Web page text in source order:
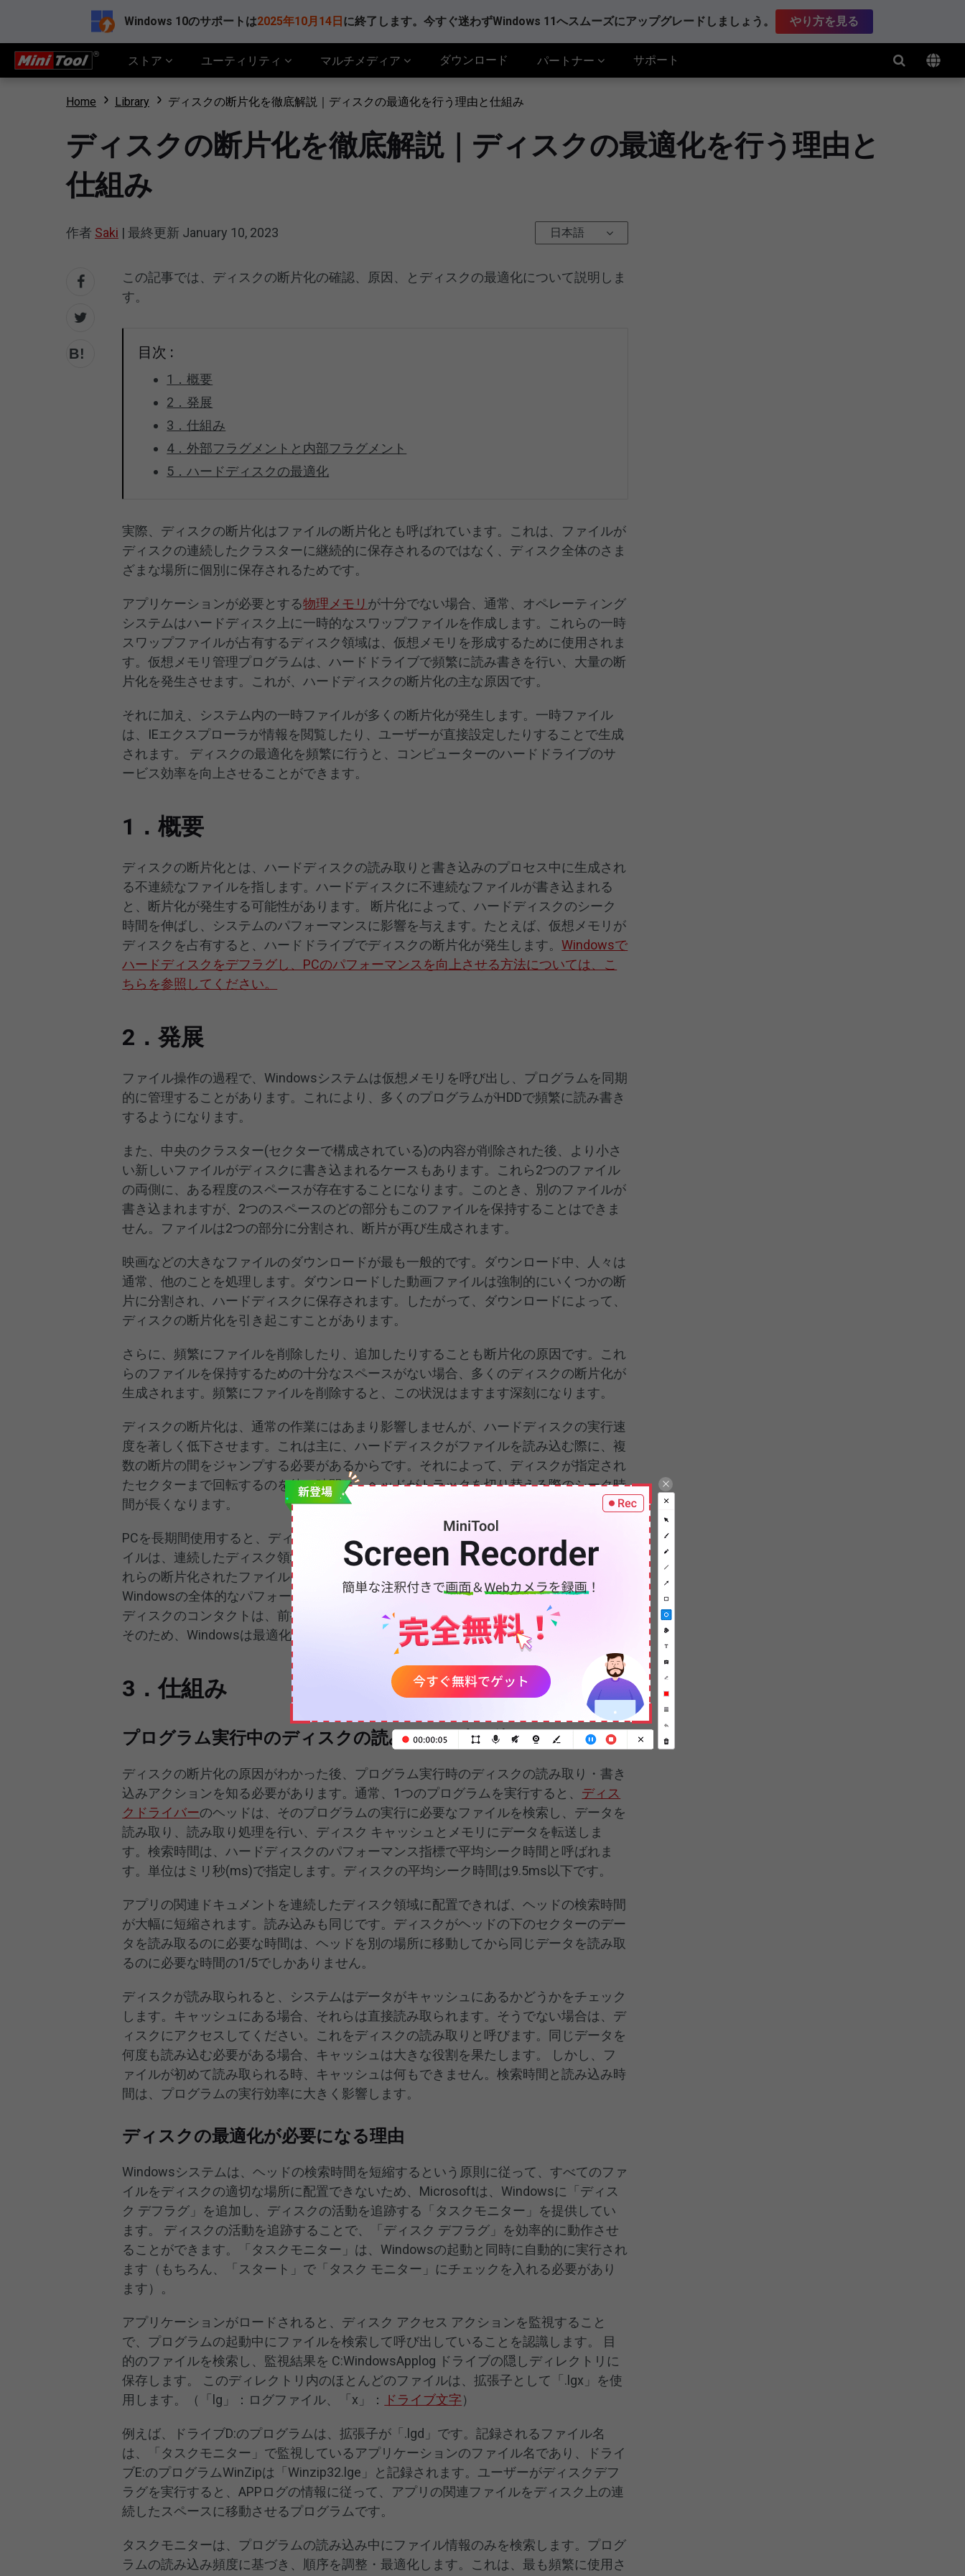
Windows 10のサポートは2025年10月14日 に終了します。今すぐ迷わずWindows 11へスムーズにアップグレードしましょう。 やり方を見る
ストア ユーティリティ マルチメディア ダウンロード パートナー サポート
Home Library ディスクの断片化を徹底解説｜ディスクの最適化を行う理由と仕組み
ディスクの断片化を徹底解説｜ディスクの最適化を行う理由と
仕組み
作者 Saki | 最終更新 January 10, 2023 日本語
この記事では、ディスクの断片化の確認、原因、とディスクの最適化について説明しま
す。
目次 :
1．概要
2．発展
3．仕組み
4．外部フラグメントと内部フラグメント
5．ハードディスクの最適化
実際、ディスクの断片化はファイルの断片化とも呼ばれています。これは、ファイルが
ディスクの連続したクラスターに継続的に保存されるのではなく、ディスク全体のさま
ざまな場所に個別に保存されるためです。
アプリケーションが必要とする物理メモリ が十分でない場合、通常、オペレーティング
システムはハードディスク上に一時的なスワップファイルを作成します。これらの一時
スワップファイルが占有するディスク領域は、仮想メモリを形成するために使用されま
す。仮想メモリ管理プログラムは、ハードドライブで頻繁に読み書きを行い、大量の断
片化を発生させます。これが、ハードディスクの断片化の主な原因です。
それに加え、システム内の一時ファイルが多くの断片化が発生します。一時ファイル
は、IEエクスプローラが情報を閲覧したり、ユーザーが直接設定したりすることで生成
されます。 ディスクの最適化を頻繁に行うと、コンピューターのハードドライブのサ
ービス効率を向上させることができます。
1．概要
ディスクの断片化とは、ハードディスクの読み取りと書き込みのプロセス中に生成され
る不連続なファイルを指します。ハードディスクに不連続なファイルが書き込まれる
と、断片化が発生する可能性があります。 断片化によって、ハードディスクのシーク
時間を伸ばし、システムのパフォーマンスに影響を与えます。たとえば、仮想メモリが
ディスクを占有すると、ハードドライブでディスクの断片化が発生します。Windowsで
ハードディスクをデフラグし、PCのパフォーマンスを向上させる方法については、こ
ちらを参照してください。
2．発展
ファイル操作の過程で、Windowsシステムは仮想メモリを呼び出し、プログラムを同期
的に管理することがあります。これにより、多くのプログラムがHDDで頻繁に読み書き
するようになります。
また、中央のクラスター(セクターで構成されている)の内容が削除された後、より小さ
い新しいファイルがディスクに書き込まれるケースもあります。これら2つのファイル
の両側に、ある程度のスペースが存在することになります。このとき、別のファイルが
書き込まれますが、2つのスペースのどの部分もこのファイルを保持することはできま
せん。ファイルは2つの部分に分割され、断片が再び生成されます。
映画などの大きなファイルのダウンロードが最も一般的です。ダウンロード中、人々は
通常、他のことを処理します。ダウンロードした動画ファイルは強制的にいくつかの断
片に分割され、ハードディスクに保存されます。したがって、ダウンロードによって、
ディスクの断片化を引き起こすことがあります。
さらに、頻繁にファイルを削除したり、追加したりすることも断片化の原因です。これ
らのファイルを保持するための十分なスペースがない場合、多くのディスクの断片化が
生成されます。頻繁にファイルを削除すると、この状況はますます深刻になります。
ディスクの断片化は、通常の作業にはあまり影響しませんが、ハードディスクの実行速
度を著しく低下させます。これは主に、ハードディスクがファイルを読み込む際に、複
数の断片の間をジャンプする必要があるからです。それによって、ディスクが指定され
たセクターまで回転するのを待つ時間と、ヘッドがトラックを切り替える際のシーク時
間が長くなります。
PCを長期間使用すると、ディスクには多くのファイルが格納されます。これらのファ
イルは、連続したディスク領域に保存されるのではなく、別の場所に保存されます。こ
れらの断片化されたファイルは「ディスクの断片化」と呼ばれます。これらの断片は、
Windowsの全体的なパフォーマンスを低下させます。ファイルを読み書きするたびに、
ディスクのコンタクトは、前後に移動する必要があります。これは時間の無駄です。
そのため、Windowsは最適化プログラムを提供しています。
3．仕組み
プログラム実行中のディスクの読み取りと書き込み
ディスクの断片化の原因がわかった後、プログラム実行時のディスクの読み取り・書き
込みアクションを知る必要があります。通常、1つのプログラムを実行すると、 ディス
クドライバーのヘッドは、そのプログラムの実行に必要なファイルを検索し、データを
読み取り、読み取り処理を行い、ディスク キャッシュとメモリにデータを転送しま
す。検索時間は、ハードディスクのパフォーマンス指標で平均シーク時間と呼ばれま
す。単位はミリ秒(ms)で指定します。ディスクの平均シーク時間は9.5ms以下です。
アプリの関連ドキュメントを連続したディスク領域に配置できれば、ヘッドの検索時間
が大幅に短縮されます。読み込みも同じです。ディスクがヘッドの下のセクターのデー
タを読み取るのに必要な時間は、ヘッドを別の場所に移動してから同じデータを読み取
るのに必要な時間の1/5でしかありません。
ディスクが読み取られると、システムはデータがキャッシュにあるかどうかをチェック
します。キャッシュにある場合、それらは直接読み取られます。そうでない場合は、デ
ィスクにアクセスしてください。これをディスクの読み取りと呼びます。同じデータを
何度も読み込む必要がある場合、キャッシュは大きな役割を果たします。 しかし、フ
ァイルが初めて読み取られる時、キャッシュは何もできません。検索時間と読み込み時
間は、プログラムの実行効率に大きく影響します。
ディスクの最適化が必要になる理由
Windowsシステムは、ヘッドの検索時間を短縮するという原則に従って、すべてのファ
イルをディスクの適切な場所に配置できないため、Microsoftは、Windowsに「ディス
ク デフラグ」を追加し、ディスクの活動を追跡する「タスクモニター」を提供してい
ます。 ディスクの活動を追跡することで、「ディスク デフラグ」を効率的に動作させ
ることができます。「タスクモニター」は、Windowsの起動と同時に自動的に実行され
ます（もちろん、「スタート」で「タスク モニター」にチェックを入れる必要があり
ます）。
アプリケーションがロードされると、ディスク アクセス アクションを監視すること
で、プログラムの起動中にファイルを検索して呼び出していることを認識します。 目
的のファイルを検索し、監視結果を C:WindowsApplog ドライブの隠しディレクトリに
保存します。 このディレクトリ内のほとんどのファイルは、拡張子として「.lgx」を使
用します。（「lg」：ログファイル、「x」：
ドライブ文字）
例えば、ドライブD:のプログラムは、拡張子が「.lgd」です。記録されるファイル名
は、「タスクモニター」で監視しているアプリケーションのファイル名であり、ドライ
ブE:のプログラムWinZipは「Winzip32.lge」と記録されます。ユーザーがディスクデフ
ラグを実行すると、APPログの情報に従って、アプリの関連ファイルをディスク上の連
続したスペースに移動させるプログラムです。
タスクモニターは、プログラムの読み込み中にファイル情報のみを検索します。プログ
ラムの読み込み頻度に基づき、順序を調整・最適化します。これは、最も頻繁に使用さ